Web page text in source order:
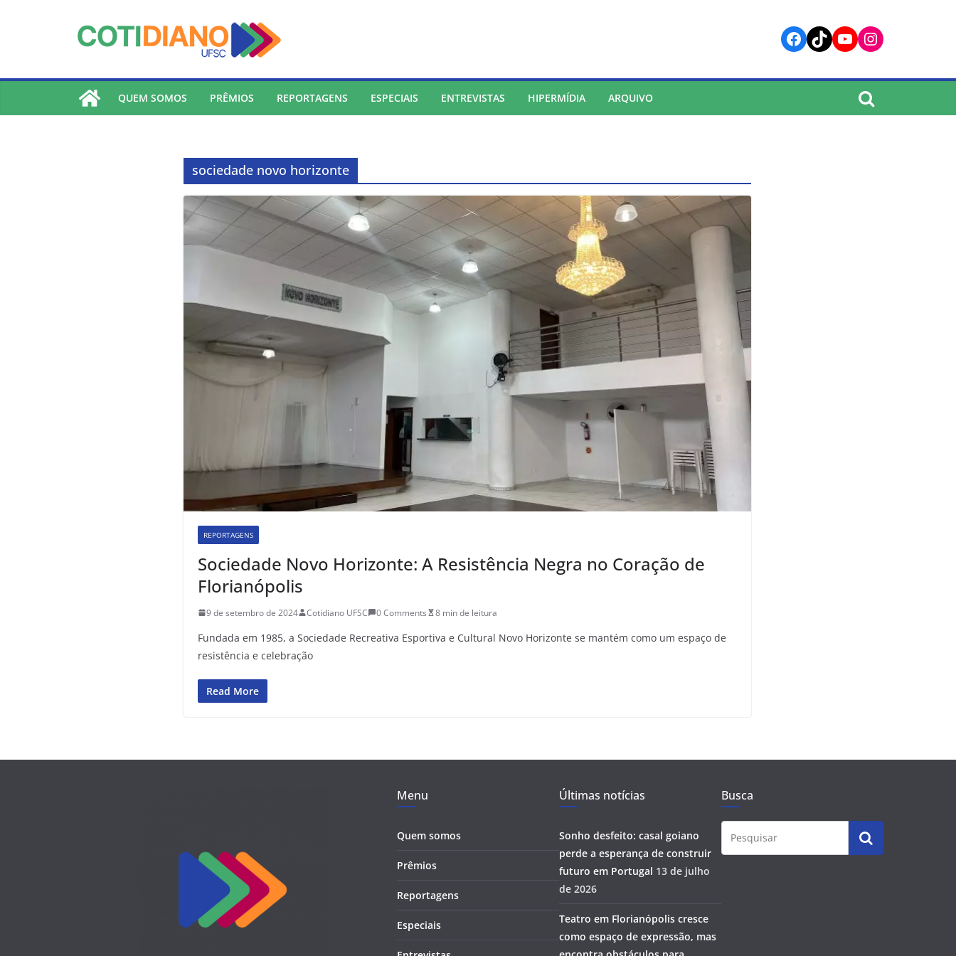
Facebook
TikTokYouTube
Instagram
QUEM SOMOS PRÊMIOS REPORTAGENS ESPECIAIS ENTREVISTAS HIPERMÍDIA ARQUIVO
sociedade novo horizonte
REPORTAGENS
Sociedade Novo Horizonte: A Resistência Negra no Coração de
Florianópolis
9 de setembro de 2024 Cotidiano UFSC 0 Comments 8 min de leitura
Fundada em 1985, a Sociedade Recreativa Esportiva e Cultural Novo Horizonte se mantém como um espaço de
resistência e celebração
Read More
Menu
Quem somos
Prêmios
Reportagens
Especiais
Últimas notícias
Sonho desfeito: casal goiano
perde a esperança de construir
futuro em Portugal 13 de julho
de 2026
Teatro em Florianópolis cresce
como espaço de expressão, mas
Busca